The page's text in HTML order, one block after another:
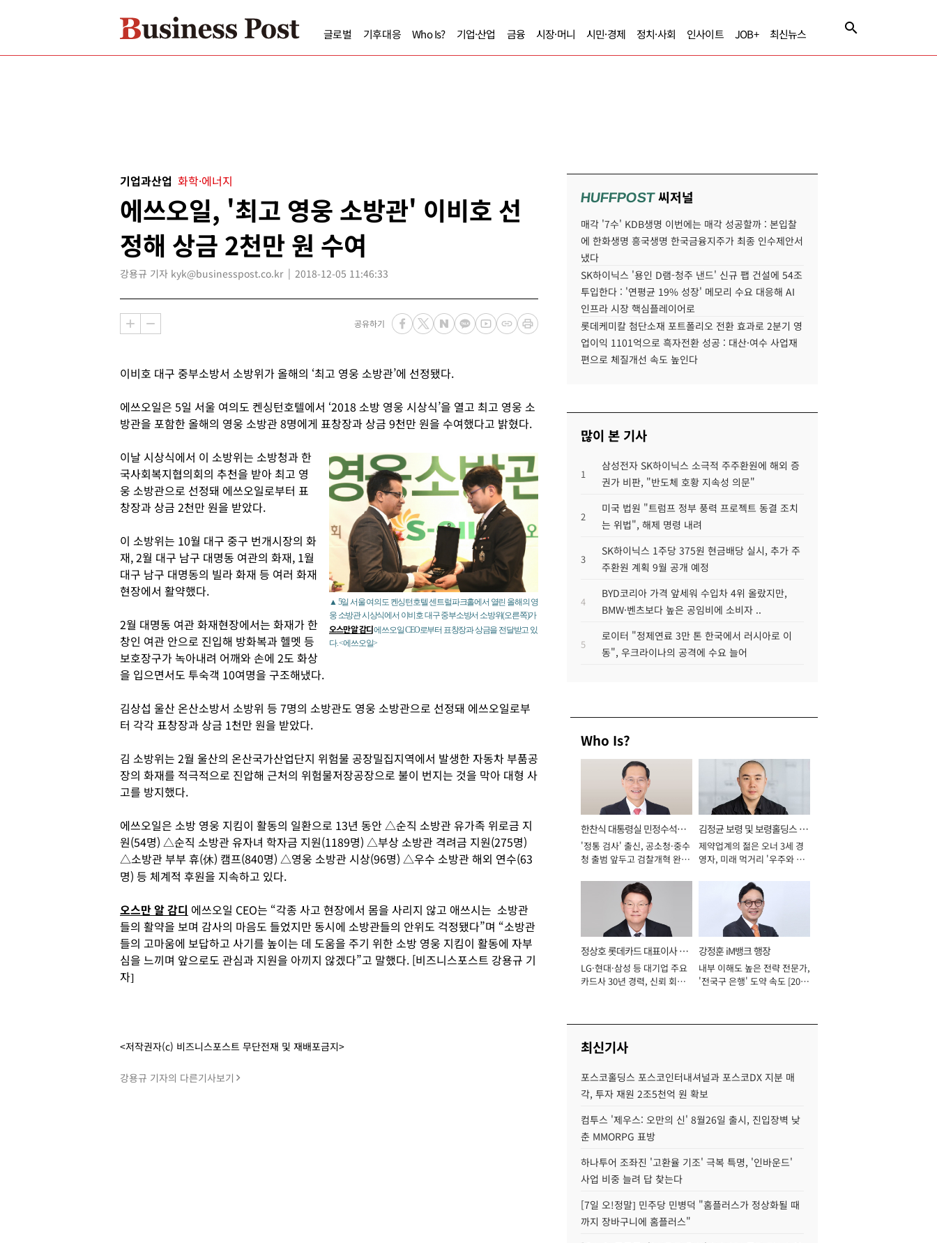
글로벌 기후대응 Who Is? 기업·산업 금융 시장·머니 시민·경제 정치·사회 인사이트 JOB+ 최신뉴스
기업과산업 화학·에너지
에쓰오일, '최고 영웅 소방관' 이비호 선
정해 상금 2천만 원 수여
강용규 기자 kyk@businesspost.co.kr 2018-12-05 11:46:33
공유하기
이비호 대구 중부소방서 소방위가 올해의 ‘최고 영웅 소방관’에 선정됐다.
에쓰오일은 5일 서울 여의도 켄싱턴호텔에서 ‘2018 소방 영웅 시상식’을 열고 최고 영웅 소
방관을 포함한 올해의 영웅 소방관 8명에게 표창장과 상금 9천만 원을 수여했다고 밝혔다.
▲ 5일 서울 여의도 켄싱턴호텔 센트럴파크홀에서 열린 올해의 영
웅 소방관 시상식에서 이비호 대구 중부소방서 소방위(오른쪽)가
오스만 알 감디에쓰오일 CEO로부터 표창장과 상금을 전달받고 있
다. <에쓰오일>
이날 시상식에서 이 소방위는 소방청과 한
국사회복지협의회의 추천을 받아 최고 영
웅 소방관으로 선정돼 에쓰오일로부터 표
창장과 상금 2천만 원을 받았다.
이 소방위는 10월 대구 중구 번개시장의 화
재, 2월 대구 남구 대명동 여관의 화재, 1월
대구 남구 대명동의 빌라 화재 등 여러 화재
현장에서 활약했다.
2월 대명동 여관 화재현장에서는 화재가 한
창인 여관 안으로 진입해 방화복과 헬멧 등
보호장구가 녹아내려 어깨와 손에 2도 화상
을 입으면서도 투숙객 10여명을 구조해냈다.
김상섭 울산 온산소방서 소방위 등 7명의 소방관도 영웅 소방관으로 선정돼 에쓰오일로부
터 각각 표창장과 상금 1천만 원을 받았다.
김 소방위는 2월 울산의 온산국가산업단지 위험물 공장밀집지역에서 발생한 자동차 부품공
장의 화재를 적극적으로 진압해 근처의 위험물저장공장으로 불이 번지는 것을 막아 대형 사
고를 방지했다.
에쓰오일은 소방 영웅 지킴이 활동의 일환으로 13년 동안 △순직 소방관 유가족 위로금 지
원(54명) △순직 소방관 유자녀 학자금 지원(1189명) △부상 소방관 격려금 지원(275명)
△소방관 부부 휴(休) 캠프(840명) △영웅 소방관 시상(96명) △우수 소방관 해외 연수(63
명) 등 체계적 후원을 지속하고 있다.
오스만 알 감디 에쓰오일 CEO는 “각종 사고 현장에서 몸을 사리지 않고 애쓰시는 소방관
들의 활약을 보며 감사의 마음도 들었지만 동시에 소방관들의 안위도 걱정됐다”며 “소방관
들의 고마움에 보답하고 사기를 높이는 데 도움을 주기 위한 소방 영웅 지킴이 활동에 자부
심을 느끼며 앞으로도 관심과 지원을 아끼지 않겠다”고 말했다. [비즈니스포스트 강용규 기
자]
<저작권자(c) 비즈니스포스트 무단전재 및 재배포금지>
강용규 기자의 다른기사보기
HUFFPOST씨저널
매각 '7수' KDB생명 이번에는 매각 성공할까 : 본입찰
에 한화생명 흥국생명 한국금융지주가 최종 인수제안서
냈다
SK하이닉스 '용인 D램-청주 낸드' 신규 팹 건설에 54조
투입한다 : '연평균 19% 성장' 메모리 수요 대응해 AI
인프라 시장 핵심플레이어로
롯데케미칼 첨단소재 포트폴리오 전환 효과로 2분기 영
업이익 1101억으로 흑자전환 성공 : 대산·여수 사업재
편으로 체질개선 속도 높인다
많이 본 기사
1
삼성전자 SK하이닉스 소극적 주주환원에 해외 증
권가 비판, "반도체 호황 지속성 의문"
2
미국 법원 "트럼프 정부 풍력 프로젝트 동결 조치
는 위법", 해제 명령 내려
3
SK하이닉스 1주당 375원 현금배당 실시, 추가 주
주환원 계획 9월 공개 예정
4
BYD코리아 가격 앞세워 수입차 4위 올랐지만,
BMW·벤츠보다 높은 공임비에 소비자 ..
5
로이터 "정제연료 3만 톤 한국에서 러시아로 이
동", 우크라이나의 공격에 수요 늘어
Who Is?
한찬식 대통령실 민정수석비
서관
'정통 검사' 출신, 공소청·중수
청 출범 앞두고 검찰개혁 완수
김정균 보령 및 보령홀딩스 대
표이사 사장
제약업계의 젊은 오너 3세 경
영자, 미래 먹거리 '우주와 헬
정상호 롯데카드 대표이사 사
장
LG·현대·삼성 등 대기업 주요
카드사 30년 경력, 신뢰 회복
강정훈 iM뱅크 행장
내부 이해도 높은 전략 전문가,
'전국구 은행' 도약 속도 [2026
최신기사
포스코홀딩스 포스코인터내셔널과 포스코DX 지분 매
각, 투자 재원 2조5천억 원 확보
컴투스 '제우스: 오만의 신' 8월26일 출시, 진입장벽 낮
춘 MMORPG 표방
하나투어 조좌진 '고환율 기조' 극복 특명, '인바운드'
사업 비중 늘려 답 찾는다
[7일 오!정말] 민주당 민병덕 "홈플러스가 정상화될 때
까지 장바구니에 홈플러스"